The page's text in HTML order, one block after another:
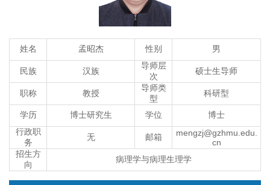
姓名 孟昭杰 性别 男
民族 汉族
导师层
次
硕士生导师
职称 教授
导师类
型
科研型
学历 博士研究生 学位
博士
行政职
务
无 邮箱
mengzj@gzhmu.edu.
cn
招生方
向
病理学与病理生理学